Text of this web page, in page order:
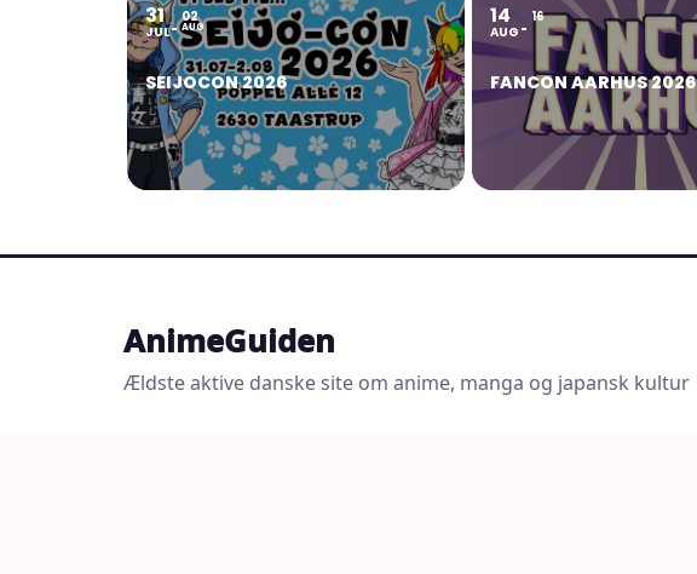
31
JUL
02
AUG
SEIJOCON 2026
14
AUG
16
FANCON AARHUS 2026
AnimeGuiden
Ældste aktive danske site om anime, manga og japansk kultur